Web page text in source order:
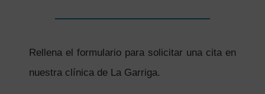
Rellena el formulario para solicitar una cita en
nuestra clínica de La Garriga.